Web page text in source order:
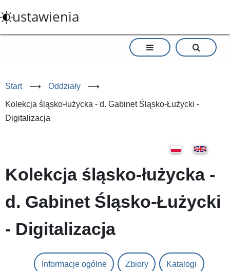
do
treści
ustawienia
Start ⟶ Oddziały ⟶
Kolekcja śląsko-łużycka - d. Gabinet Śląsko-Łużycki -
Digitalizacja
Kolekcja śląsko-łużycka -
d. Gabinet Śląsko-Łużycki
- Digitalizacja
Informacje ogólne Zbiory Katalogi